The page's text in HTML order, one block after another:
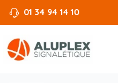
01 34 94 14 10